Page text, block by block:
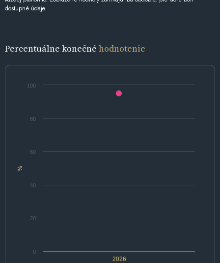
dostupné údaje.
Percentuálne konečné hodnotenie
%
2026
0
20
40
60
80
100